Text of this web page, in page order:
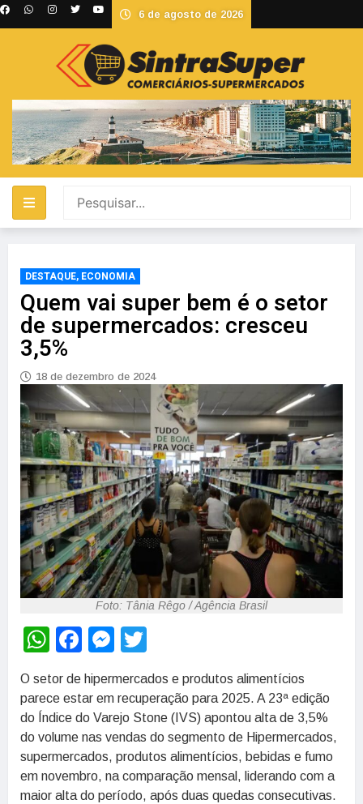
6 de agosto de 2026
DESTAQUE, ECONOMIA
Quem vai super bem é o setor
de supermercados: cresceu
3,5%
18 de dezembro de 2024
Foto: Tânia Rêgo / Agência Brasil
WhatsApp
Facebook
Messenger
O setor de hipermercados e produtos alimentícios
parece estar em recuperação para 2025. A 23ª edição
do Índice do Varejo Stone (IVS) apontou alta de 3,5%
do volume nas vendas do segmento de Hipermercados,
supermercados, produtos alimentícios, bebidas e fumo
em novembro, na comparação mensal, liderando com a
maior alta do período, após duas quedas consecutivas.